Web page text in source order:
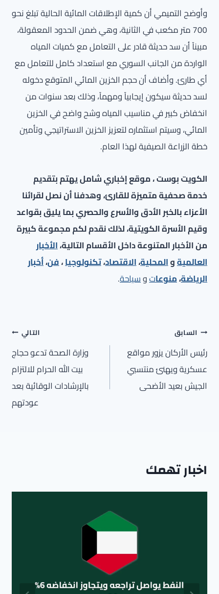
وأوضح التميمي أن كمية الإطلاقات المائية الحالية تبلغ نحو
700 متر مكعب في الثانية، وهي ضمن الحدود المعقولة،
مبيناً أن سد حديثة قادر على التعامل مع كميات المياه
الواردة من الجانب السوري مع استعداد كامل للتعامل مع
أي طارئ. وأضاف أن حجم الخزين المائي المتوقع دخوله
لسد حديثة سيكون إيجابياً ومهماً، وذلك بعد سنوات من
انخفاض كبير في مناسيب المياه وشح واضح في الخزين
المائي، وسيتم استثماره لتعزيز الخزين الاستراتيجي وتأمين
خطة الزراعة الصيفية لهذا العام.
الكويت بوست ، موقع إخباري شامل يهتم بتقديم
خدمة صحفية متميزة للقارئ، وهدفنا أن نصل لقرائنا
الأعزاء بالخبر الأدق والأسرع والحصري بما يليق بقواعد
وقيم الأسرة الكويتية، لذلك نقدم لكم مجموعة كبيرة
من الأخبار المتنوعة داخل الأقسام التالية،الأخبار
العالميةوالمحلية،الاقتصاد،تكنولوجيا،فن،أخبار
الرياضة،منوعاتوسياحة.
تصفّح
المقالات
السابق
رئيس الأركان يزور مواقع
عسكرية ويهنئ منتسبي
الجيش بعيد الأضحى
التالي
وزارة الصحة تدعو حجاج
بيت الله الحرام للالتزام
بالإرشادات الوقائية بعد
عودتهم
اخبار تهمك